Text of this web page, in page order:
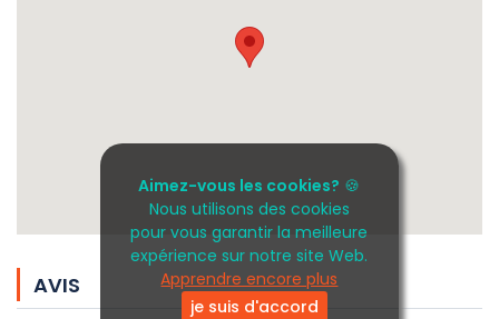
Aimez-vous les cookies? 🍪
Nous utilisons des cookies
pour vous garantir la meilleure
expérience sur notre site Web.
Apprendre encore plus
je suis d'accord
AVIS